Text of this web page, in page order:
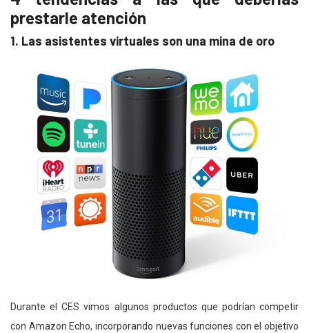
prestarle atención
1. Las asistentes virtuales son una mina de oro
Durante el CES vimos algunos productos que podrían competir
con Amazon Echo, incorporando nuevas funciones con el objetivo